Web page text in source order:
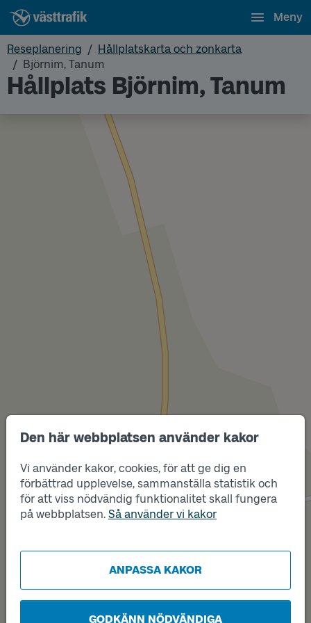
Den här webbplatsen använder kakor
Vi använder kakor, cookies, för att ge dig en
förbättrad upplevelse, sammanställa statistik och
för att viss nödvändig funktionalitet skall fungera
på webbplatsen. Så använder vi kakor
ANPASSA KAKOR
GODKÄNN NÖDVÄNDIGA
Meny
Reseplanering
Hållplatskarta och zonkarta
Björnim, Tanum
Hållplats Björnim, Tanum
Läge
A
Läge
B